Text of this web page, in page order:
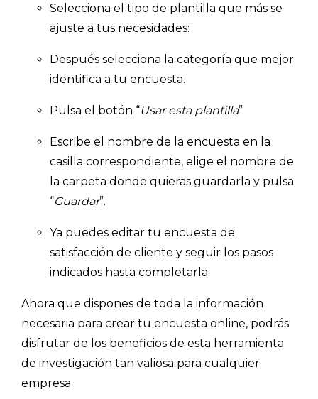
Selecciona el tipo de plantilla que más se
ajuste a tus necesidades:
Después selecciona la categoría que mejor
identifica a tu encuesta.
Pulsa el botón “Usar esta plantilla”
Escribe el nombre de la encuesta en la
casilla correspondiente, elige el nombre de
la carpeta donde quieras guardarla y pulsa
“Guardar”.
Ya puedes editar tu encuesta de
satisfacción de cliente y seguir los pasos
indicados hasta completarla.
Ahora que dispones de toda la información
necesaria para crear tu encuesta online, podrás
disfrutar de los beneficios de esta herramienta
de investigación tan valiosa para cualquier
empresa.